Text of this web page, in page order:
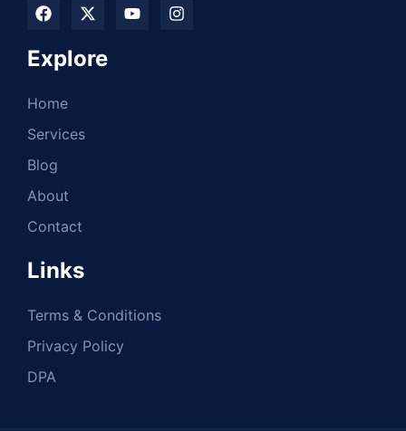
Explore
Home
Services
Blog
About
Contact
Links
Terms & Conditions
Privacy Policy
DPA